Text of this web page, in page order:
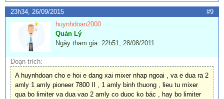
23h34, 26/09/2015
#9
huynhdoan2000
Quản Lý
Ngày tham gia: 22h51, 28/08/2011
Đoạn trích:
A huynhdoan cho e hoi e dang xai mixer nhap ngoai , va e dua ra 2
amly 1 amly pioneer 7800 II , 1 amly binh thuong , lieu tu mixer
qua bo limiter va dua vao 2 amly co duoc ko bác , hay bo limiter